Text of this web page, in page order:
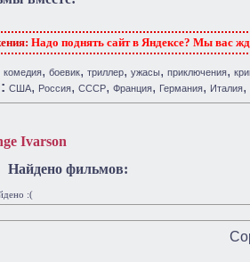
Надо поднять сайт в Яндексе? Мы вас
комедия, боевик, триллер, ужасы, приключения,
США, Россия, СССР, Франция, Германия, Италия,
Ivarson
Найдено фильмов:
:(